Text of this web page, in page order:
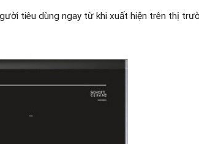
tiêu dùng ngay từ khi xuất hiện trên thị